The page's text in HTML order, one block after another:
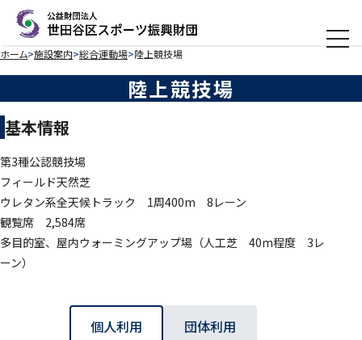
メ
ホーム 施設案内 総合運動場 陸上競技場
陸上競技場
基本情報
第3種公認競技場
フィールド天然芝
ウレタン系全天候トラック 1周400m 8レーン
観覧席 2,584席
多目的室、屋内ウォーミングアップ場（人工芝 40m程度 3レ
ーン）
個人利用 団体利用